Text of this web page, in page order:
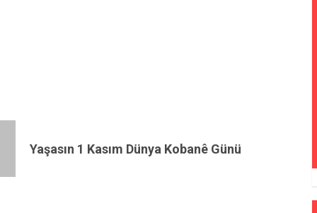
Yaşasın 1 Kasım Dünya Kobanê Günü